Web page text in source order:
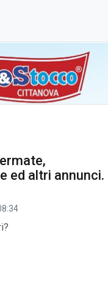
ed altri annunci.